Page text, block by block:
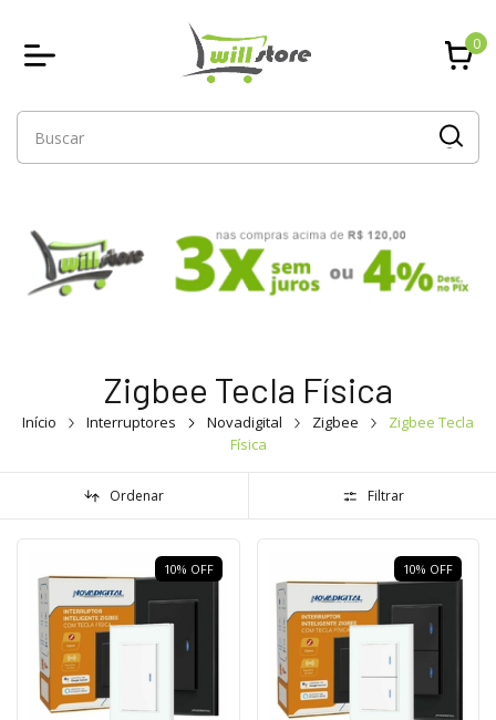
0
Zigbee Tecla Física
Início Interruptores Novadigital Zigbee
Zigbee Tecla
Física
Ordenar Filtrar
10% OFF 10% OFF